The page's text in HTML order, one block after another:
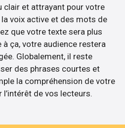
clair et attrayant pour votre
voix active et des mots de
que votre texte sera plus
à ça, votre audience restera
Globalement, il reste
des phrases courtes et
la compréhension de votre
de vos lecteurs.